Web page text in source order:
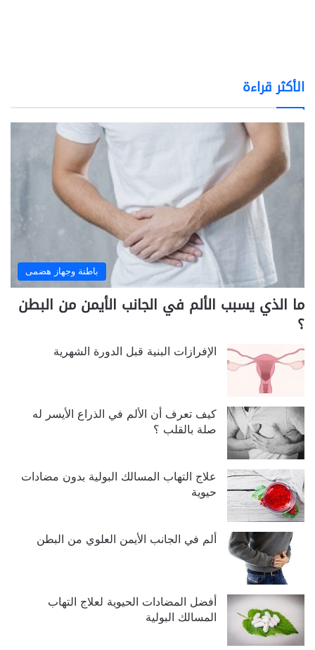
الأكثر قراءة
باطنة وجهاز هضمى
ما الذي يسبب الألم في الجانب الأيمن من البطن
؟
الإفرازات البنية قبل الدورة الشهرية
كيف تعرف أن الألم في الذراع الأيسر له
صلة بالقلب ؟
علاج التهاب المسالك البولية بدون مضادات
حيوية
ألم في الجانب الأيمن العلوي من البطن
أفضل المضادات الحيوية لعلاج التهاب
المسالك البولية